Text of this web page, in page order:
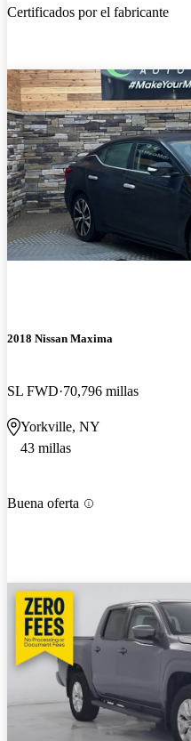
Certificados por el fabricante
2018 Nissan Maxima
SL FWD 70,796 millas
Yorkville, NY
43 millas
Buena oferta